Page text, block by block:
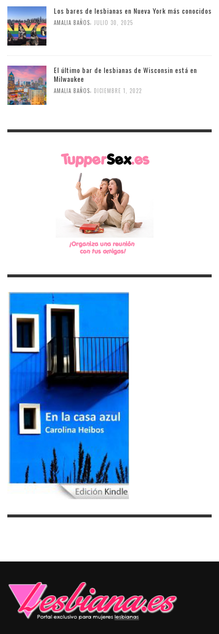
Los bares de lesbianas en Nueva York más conocidos
AMALIA BAÑOS JULIO 30, 2025
El último bar de lesbianas de Wisconsin está en
Milwaukee
AMALIA BAÑOS DICIEMBRE 1, 2022